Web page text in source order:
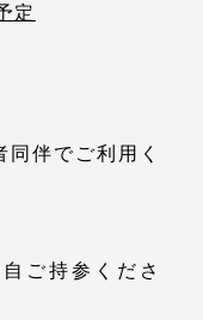
定
伴でご利用く
ご持参くださ